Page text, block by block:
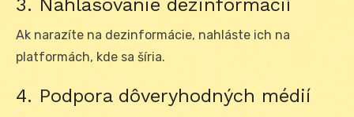
3. Nahlasovanie dezinformácií
Ak narazíte na dezinformácie, nahláste ich na
platformách, kde sa šíria.
4. Podpora dôveryhodných médií